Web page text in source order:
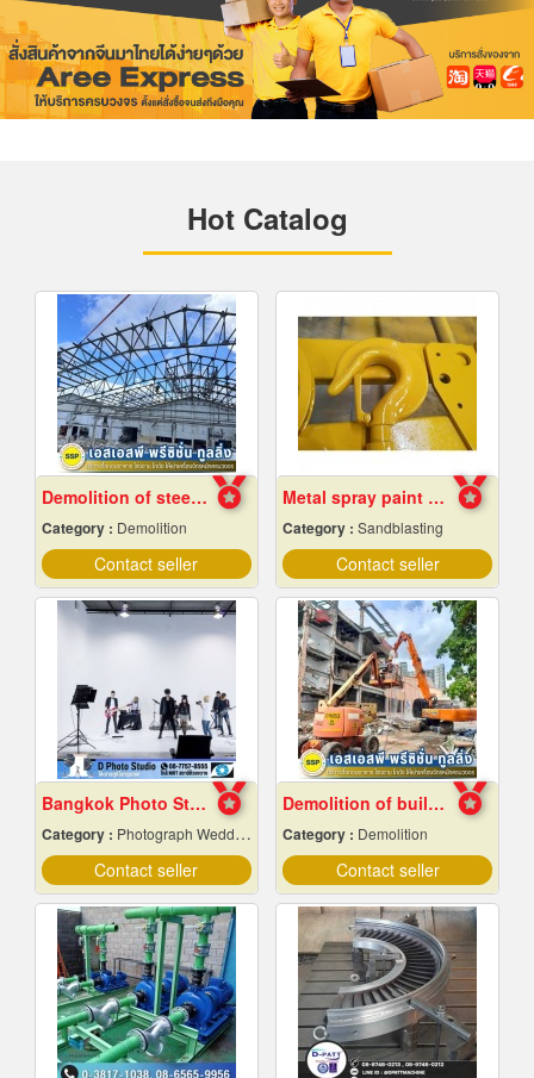
Hot Catalog
Demolition of steel structures, Samut Prakan
Category : Demolition
Contact seller
Metal spray paint Chonburi
Category : Sandblasting
Contact seller
Bangkok Photo Studio
Category : Photograph Wedding Studio
Contact seller
Demolition of buildings in Samut Prakan
Category : Demolition
Contact seller